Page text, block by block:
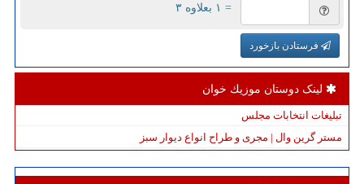
= ۱ بعلاوه ۳
فرستادن بازخورد
لینک دوستان موزیك خوان
تبلیغات انتخابات مجلس
مستر گرین وال | مجری و طراح انواع دیوار سبز